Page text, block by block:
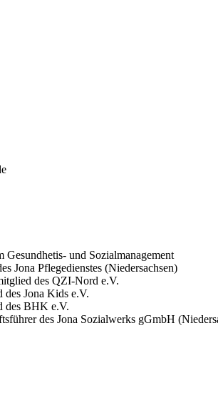
Gesundhetis- und Sozialmanagement
Jona Pflegedienstes (Niedersachsen)
des QZI-Nord e.V.
des Jona Kids e.V.
des BHK e.V.
des Jona Sozialwerks gGmbH